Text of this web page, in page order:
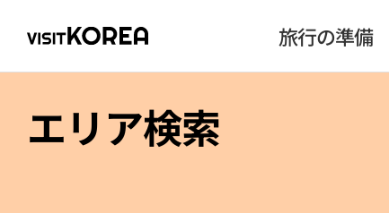
旅行の準備
エリア検索